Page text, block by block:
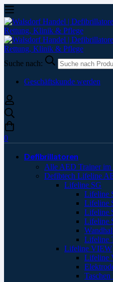
Suche nach:
Geschäftskunde werden
0
Defibrillatoren
Alle AED Trainer
Defibtech Lifeline
Lifeline SG
Lifeline
Lifeline
Lifeline
Lifeline
Lifeline
Lifeline VIEW
Lifeline